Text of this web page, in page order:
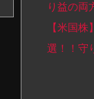
り益の両
【米国
選！！守